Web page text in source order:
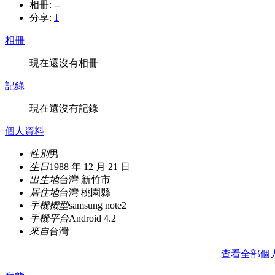
相冊: --
分享: 1
相冊
現在還沒有相冊
記錄
現在還沒有記錄
個人資料
性別男
生日1988 年 12 月 21 日
出生地台灣 新竹市
居住地台灣 桃園縣
手機機型samsung note2
手機平台Android 4.2
來自台灣
查看全部個